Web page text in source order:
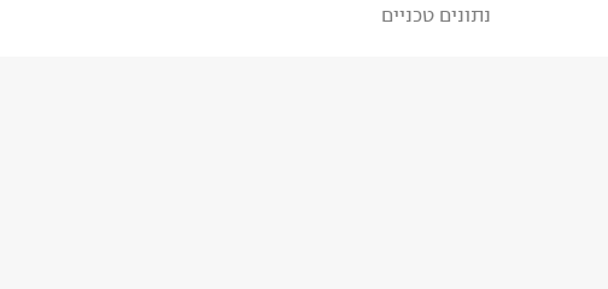
לבחירת בשיטת המשלוח המתאימה לכם,
נתונים טכניים